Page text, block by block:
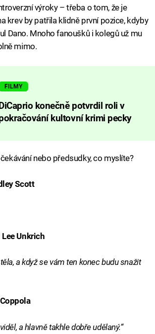
výroky – třeba o tom, že je
krev by patřila klidně první pozice, kdyby
Dano. Mnoho fanoušků i kolegů už mu
mimo.
FILMY
DiCaprio konečně potvrdil roli v
kultovní krimi pecky
nebo předsudky, co myslíte?
Scott
Unkrich
a když se vám ten konec budu snažit
a hlavně takhle dobře udělaný.“